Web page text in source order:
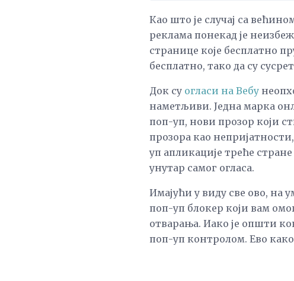
Као што је случај са
реклама понекад је
странице које бесплатно
бесплатно, тако да су
Док су огласи на Вебу
наметљиви. Једна марка
поп-уп, нови прозор који
прозора као
уп апликације треће
унутар самог огласа.
Имајући у виду све ово, на
поп-уп блокер који вам
отварања. Иако је општи
поп-уп контролом. Ево